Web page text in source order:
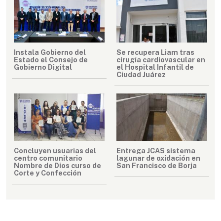
Instala Gobierno del
Estado el Consejo de
Gobierno Digital
Se recupera Liam tras
cirugía cardiovascular en
el Hospital Infantil de
Ciudad Juárez
Concluyen usuarias del
centro comunitario
Nombre de Dios curso de
Corte y Confección
Entrega JCAS sistema
lagunar de oxidación en
San Francisco de Borja